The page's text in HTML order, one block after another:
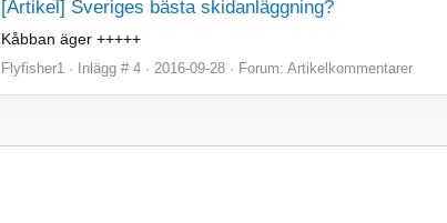
[Artikel] Sveriges bästa skidanläggning?
Kåbban äger +++++
Flyfisher1 Inlägg # 4 2016-09-28 Forum: Artikelkommentarer